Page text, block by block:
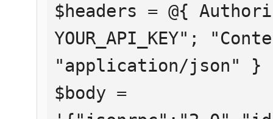
$headers = @{
YOUR_API_KEY";
"application/json" }
$body =